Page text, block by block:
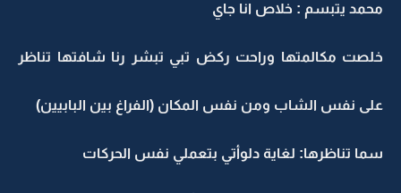
محمد يتبسم : خلاص انا جاي
خلصت مكالمتها وراحت ركض تبي تبشر رنا شافتها تناظر
على نفس الشاب ومن نفس المكان (الفراغ بين البابيين)
سما تناظرها: لغاية دلوأتي بتعملي نفس الحركات